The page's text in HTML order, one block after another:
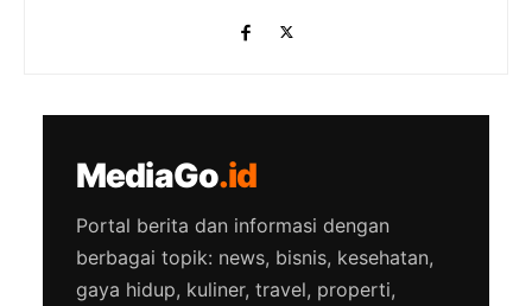
MediaGo.id
Portal berita dan informasi dengan
berbagai topik: news, bisnis, kesehatan,
gaya hidup, kuliner, travel, properti,